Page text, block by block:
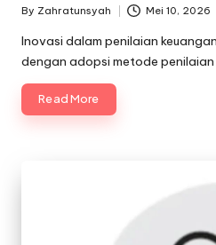
Posted
by
By Zahratunsyah Mei 10, 2026
Inovasi dalam penilaian
dengan adopsi metode
Read More